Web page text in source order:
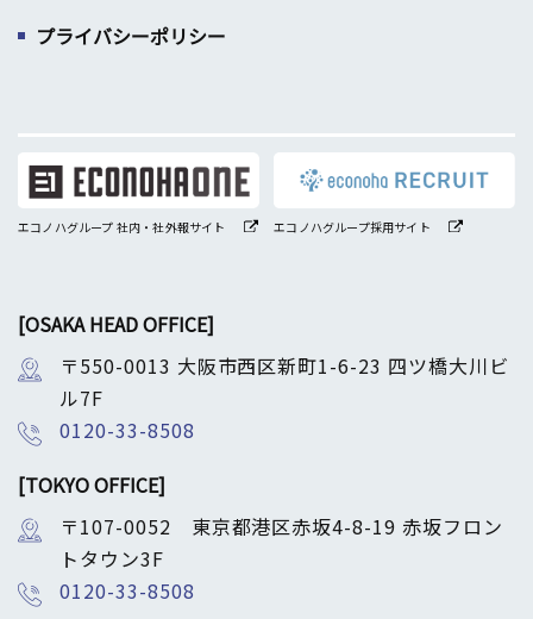
プライバシーポリシー
エコノハグループ 社内・社外報サイト エコノハグループ採用サイト
[OSAKA HEAD OFFICE]
〒550-0013 大阪市西区新町1-6-23 四ツ橋大川ビ
ル7F
0120-33-8508
[TOKYO OFFICE]
〒107-0052 東京都港区赤坂4-8-19 赤坂フロン
トタウン3F
0120-33-8508